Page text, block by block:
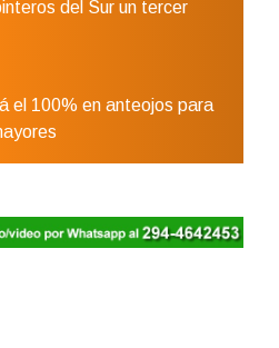
del Sur un tercer
el 100% en anteojos para